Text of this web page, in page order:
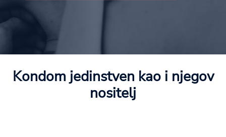
Kondom jedinstven kao i njegov
nositelj